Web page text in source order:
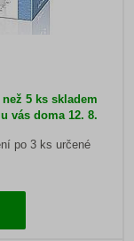
5 ks skladem
u vás doma12. 8.
po 3 ks určené